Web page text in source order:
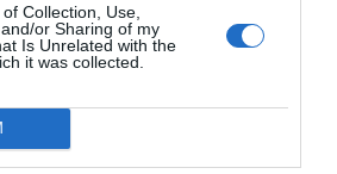
Collection, Use,
or Sharing of my
Is Unrelated with the
it was collected.